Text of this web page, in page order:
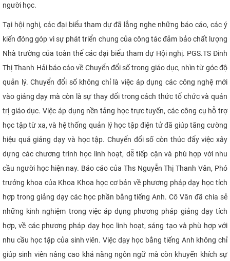
người học.
Tại hội nghị, các đại biểu tham dự đã lắng nghe những báo cáo, các ý
kiến đóng góp vì sự phát triển chung của công tác đảm bảo chất lượng
Nhà trường của toàn thể các đại biểu tham dự Hội nghị. PGS.TS Đinh
Thị Thanh Hải báo cáo về Chuyển đổi số trong giáo dục, nhìn từ góc độ
quản lý. Chuyển đổi số không chỉ là việc áp dụng các công nghệ mới
vào giảng dạy mà còn là sự thay đổi trong cách thức tổ chức và quản
trị giáo dục. Việc áp dụng nền tảng học trực tuyến, các công cụ hỗ trợ
học tập từ xa, và hệ thống quản lý học tập điện tử đã giúp tăng cường
hiệu quả giảng dạy và học tập. Chuyển đổi số còn thúc đẩy việc xây
dựng các chương trình học linh hoạt, dễ tiếp cận và phù hợp với nhu
cầu người học hiện nay. Báo cáo của Ths Nguyễn Thị Thanh Vân, Phó
trưởng khoa của Khoa Khoa học cơ bản về phương pháp dạy học tích
hợp trong giảng dạy các học phần bằng tiếng Anh. Cô Vân đã chia sẻ
những kinh nghiệm trong việc áp dụng phương pháp giảng dạy tích
hợp, về các phương pháp dạy học linh hoạt, sáng tạo và phù hợp với
nhu cầu học tập của sinh viên. Việc dạy học bằng tiếng Anh không chỉ
giúp sinh viên nâng cao khả năng ngôn ngữ mà còn khuyến khích sự